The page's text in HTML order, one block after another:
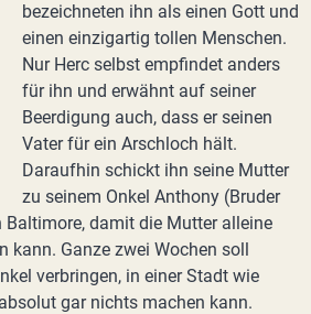
bezeichneten ihn als einen Gott und
einen einzigartig tollen Menschen.
Nur Herc selbst empfindet anders
für ihn und erwähnt auf seiner
Beerdigung auch, dass er seinen
Vater für ein Arschloch hält.
Daraufhin schickt ihn seine Mutter
zu seinem Onkel Anthony (Bruder
Baltimore, damit die Mutter alleine
kann. Ganze zwei Wochen soll
verbringen, in einer Stadt wie
gar nichts machen kann.